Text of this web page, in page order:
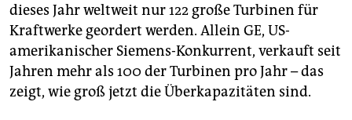
dieses Jahr weltweit nur 122 große Turbinen für
Kraftwerke geordert werden. Allein GE, US-
amerikanischer Siemens-Konkurrent, verkauft seit
Jahren mehr als 100 der Turbinen pro Jahr – das
zeigt, wie groß jetzt die Überkapazitäten sind.